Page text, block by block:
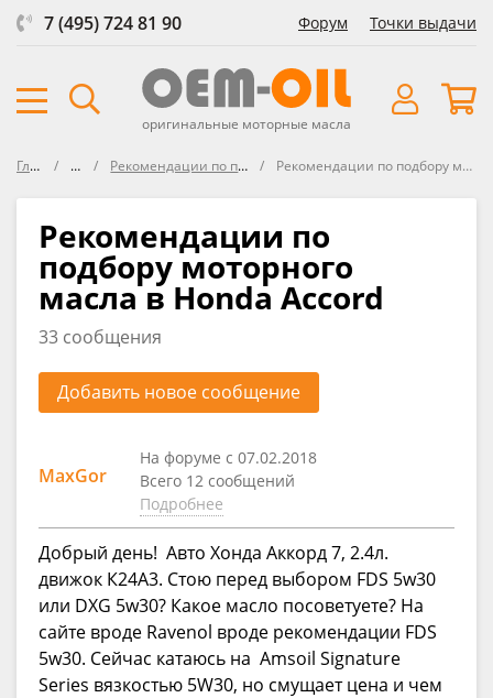
7 (495) 724 81 90 Форум Точки выдачи
оригинальные моторные масла
Главная ФорумРекомендации по подбору масла в HONDA Рекомендации по подбору моторного масла в Honda Accord
Рекомендации по
подбору моторного
масла в Honda Accord
33 сообщения
Добавить новое сообщение
MaxGor
На форуме с 07.02.2018
Всего 12 сообщений
Подробнее
Добрый день! Авто Хонда Аккорд 7, 2.4л.
движок К24А3. Стою перед выбором FDS 5w30
или DXG 5w30? Какое масло посоветуете? На
сайте вроде Ravenol вроде рекомендации FDS
5w30. Сейчас катаюсь на Amsoil Signature
Series вязкостью 5W30, но смущает цена и чем